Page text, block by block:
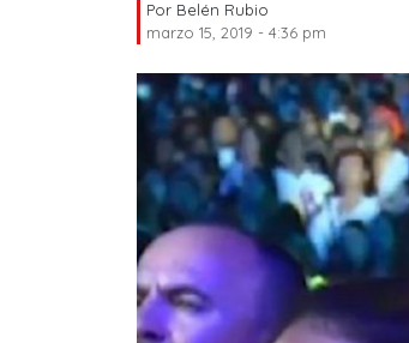
Por Belén Rubio
marzo 15, 2019 - 4:36 pm